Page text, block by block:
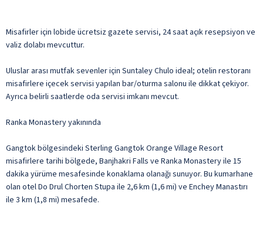
Misafirler için lobide ücretsiz gazete servisi, 24 saat açık resepsiyon ve
valiz dolabı mevcuttur.
Uluslar arası mutfak sevenler için Suntaley Chulo ideal; otelin restoranı
misafirlere içecek servisi yapılan bar/oturma salonu ile dikkat çekiyor.
Ayrıca belirli saatlerde oda servisi imkanı mevcut.
Ranka Monastery yakınında
Gangtok bölgesindeki Sterling Gangtok Orange Village Resort
misafirlere tarihi bölgede, Banjhakri Falls ve Ranka Monastery ile 15
dakika yürüme mesafesinde konaklama olanağı sunuyor. Bu kumarhane
olan otel Do Drul Chorten Stupa ile 2,6 km (1,6 mi) ve Enchey Manastırı
ile 3 km (1,8 mi) mesafede.